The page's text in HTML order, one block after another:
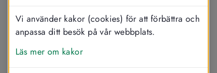
Vi använder kakor (cookies) för att förbättra och
anpassa ditt besök på vår webbplats.
Läs mer om kakor
Hos konsumentvägledningen, Konsument
Höglandet, kan du få hjälp och
rådgivning gällande tvist eller
reklamationer. Konsument­vägledaren
upplyser om vilka rättigheter och